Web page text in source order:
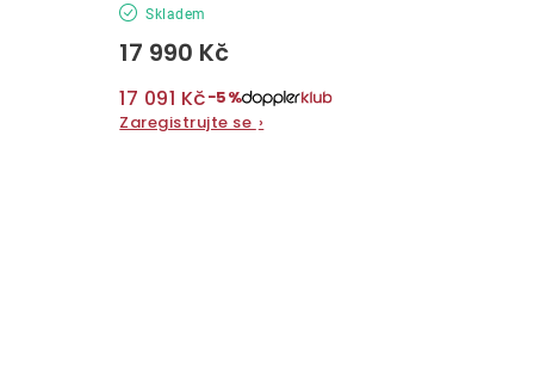
Skladem
17 990 Kč
17 091 Kč−5%
Zaregistrujte se ›